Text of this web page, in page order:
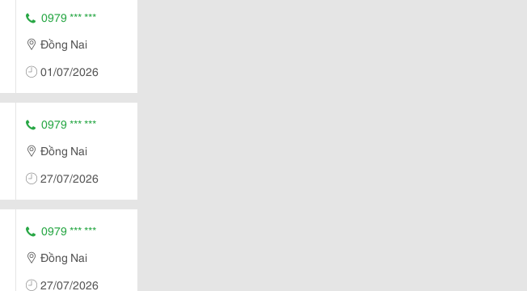
0979 *** ***
Đồng Nai
01/07/2026
0979 *** ***
Đồng Nai
27/07/2026
0979 *** ***
Đồng Nai
27/07/2026